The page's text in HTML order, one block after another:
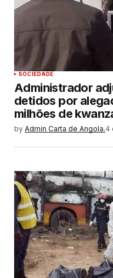
SOCIEDADE
Administrador
detidos por
milhões de
by Admin Carta de Angola.4